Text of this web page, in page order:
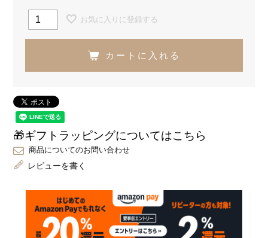
お気に入りに登録する
カートに入れる
🎁ギフトラッピングについてはこちら
商品についてのお問い合わせ
レビューを書く